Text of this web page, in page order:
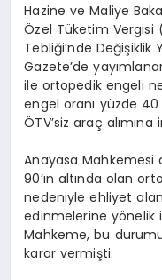
Hazine ve Maliye
Özel Tüketim Vergisi
Tebliği’nde Değişiklik
Gazete’de
ile ortopedik engeli
engel oranı yüzde
ÖTV’siz araç alımına
Anayasa Mahkemesi
90’ın altında olan
nedeniyle ehliyet
edinmelerine yönelik
Mahkeme, bu
karar vermişti.